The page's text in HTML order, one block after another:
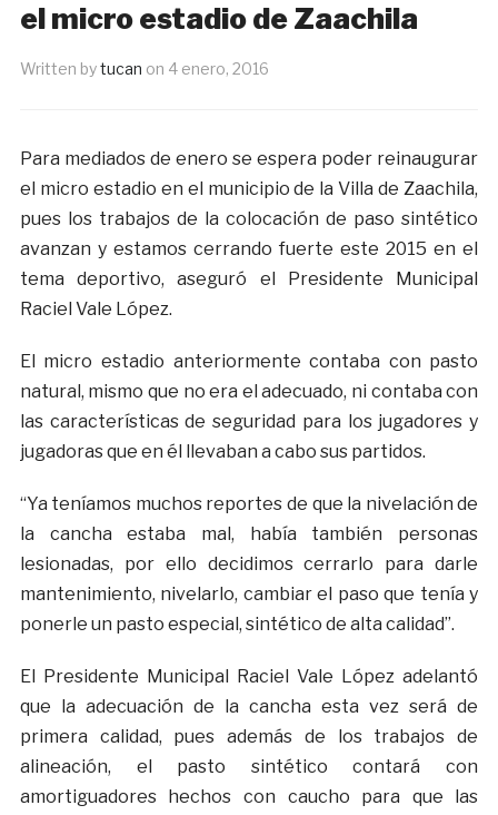
el micro estadio de Zaachila
Written bytucan on 4 enero, 2016
Para mediados de enero se espera poder reinaugurar
el micro estadio en el municipio de la Villa de Zaachila,
pues los trabajos de la colocación de paso sintético
avanzan y estamos cerrando fuerte este 2015 en el
tema deportivo, aseguró el Presidente Municipal
Raciel Vale López.
El micro estadio anteriormente contaba con pasto
natural, mismo que no era el adecuado, ni contaba con
las características de seguridad para los jugadores y
jugadoras que en él llevaban a cabo sus partidos.
“Ya teníamos muchos reportes de que la nivelación de
la cancha estaba mal, había también personas
lesionadas, por ello decidimos cerrarlo para darle
mantenimiento, nivelarlo, cambiar el paso que tenía y
ponerle un pasto especial, sintético de alta calidad”.
El Presidente Municipal Raciel Vale López adelantó
que la adecuación de la cancha esta vez será de
primera calidad, pues además de los trabajos de
alineación, el pasto sintético contará con
amortiguadores hechos con caucho para que las